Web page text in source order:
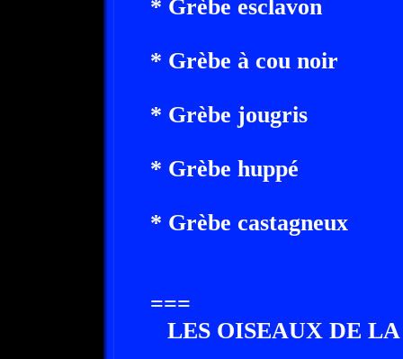
* Grèbe esclavon
* Grèbe à cou noir
* Grèbe jougris
* Grèbe huppé
* Grèbe castagneux
===
LES OISEAUX DE